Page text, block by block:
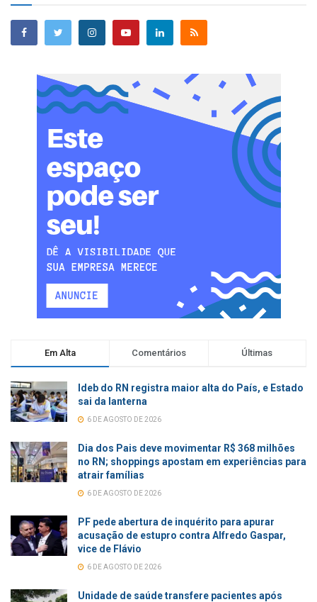
Em Alta Comentários Últimas
Ideb do RN registra maior alta do País, e Estado
sai da lanterna
6 DE AGOSTO DE 2026
Dia dos Pais deve movimentar R$ 368 milhões
no RN; shoppings apostam em experiências para
atrair famílias
6 DE AGOSTO DE 2026
PF pede abertura de inquérito para apurar
acusação de estupro contra Alfredo Gaspar,
vice de Flávio
6 DE AGOSTO DE 2026
Unidade de saúde transfere pacientes após